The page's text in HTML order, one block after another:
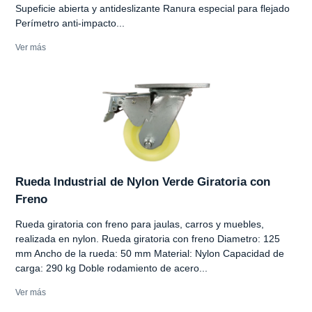
Supeficie abierta y antideslizante Ranura especial para flejado
Perímetro anti-impacto...
Ver más
Rueda Industrial de Nylon Verde Giratoria con
Freno
Rueda giratoria con freno para jaulas, carros y muebles,
realizada en nylon. Rueda giratoria con freno Diametro: 125
mm Ancho de la rueda: 50 mm Material: Nylon Capacidad de
carga: 290 kg Doble rodamiento de acero...
Ver más